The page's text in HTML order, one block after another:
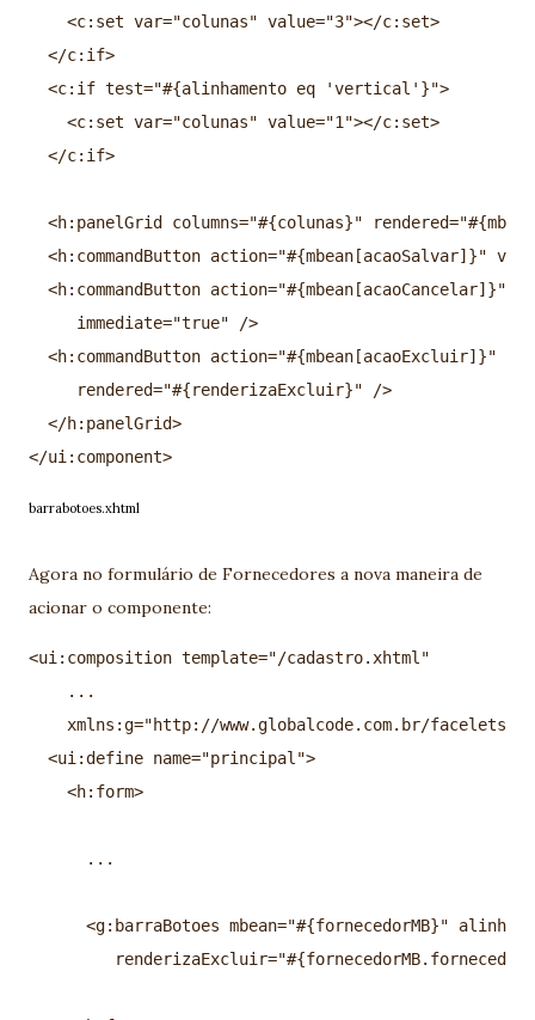
<c:set var="colunas" value="3"></c:set>
</c:if>
<c:if test="#{alinhamento eq 'vertical'}">
<c:set var="colunas" value="1"></c:set>
</c:if>
<h:panelGrid columns="#{colunas}"
<h:commandButton action="#{mbean[acaoSalvar]}"
<h:commandButton action="#{mbean[acaoCancelar]}"
immediate="true" />
<h:commandButton action="#{mbean[acaoExcluir]}"
rendered="#{renderizaExcluir}" />
</h:panelGrid>
barrabotoes.xhtml
Agora no formulário de Fornecedores a nova maneira de
acionar o componente:
<ui:composition template="/cadastro.xhtml"
...
xmlns:g="http://www.globalcode.com.br/facelets">
<ui:define name="principal">
<h:form>
...
<g:barraBotoes mbean="#{fornecedorMB}"